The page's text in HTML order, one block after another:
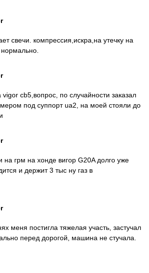
свечи. компрессия,искра,на утечку на
нормально.
cb5,вопрос, по случайности заказал
под суппорт ua2, на моей стояли до
на грм на хонде вигор G20A долго уже
и держит 3 тыс ну газ в
меня постигла тяжелая участь, застучал
перед дорогой, машина не стучала.